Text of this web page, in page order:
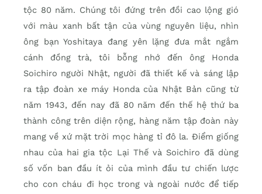
tộc 80 năm. Chúng tôi đứng trên đồi cao lộng gió
với màu xanh bất tận của vùng nguyên liệu, nhìn
ông bạn Yoshitaya đang yên lặng đưa mắt ngắm
cánh đồng trà, tôi bỗng nhớ đến ông Honda
Soichiro người Nhật, người đã thiết kế và sáng lập
ra tập đoàn xe máy Honda của Nhật Bản cũng từ
năm 1943, đến nay đã 80 năm đến thế hệ thứ ba
thành công trên diện rộng, hàng năm tập đoàn này
mang về xứ mặt trời mọc hàng tỉ đô la. Điểm giống
nhau của hai gia tộc Lại Thế và Soichiro đã dùng
số vốn ban đầu ít ỏi của mình đầu tư chiến lược
cho con cháu đi học trong và ngoài nước để tiếp